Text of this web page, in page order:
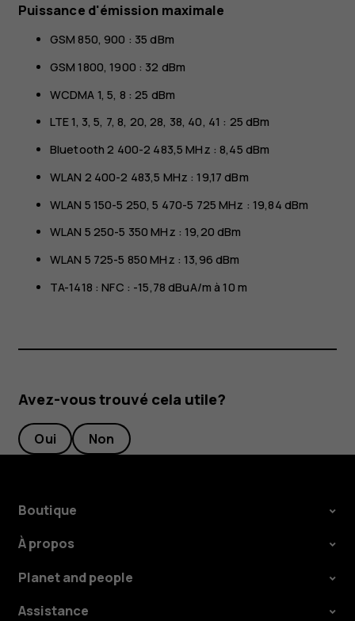
Puissance d'émission maximale
GSM 850, 900 : 35 dBm
GSM 1800, 1900 : 32 dBm
WCDMA 1, 5, 8 : 25 dBm
LTE 1, 3, 5, 7, 8, 20, 28, 38, 40, 41 : 25 dBm
Bluetooth 2 400-2 483,5 MHz : 8,45 dBm
WLAN 2 400-2 483,5 MHz : 19,17 dBm
WLAN 5 150-5 250, 5 470-5 725 MHz : 19,84 dBm
WLAN 5 250-5 350 MHz : 19,20 dBm
WLAN 5 725-5 850 MHz : 13,96 dBm
TA-1418 : NFC : -15,78 dBuA/m à 10 m
Avez-vous trouvé cela utile?
Oui Non
Boutique
À propos
Planet and people
Assistance